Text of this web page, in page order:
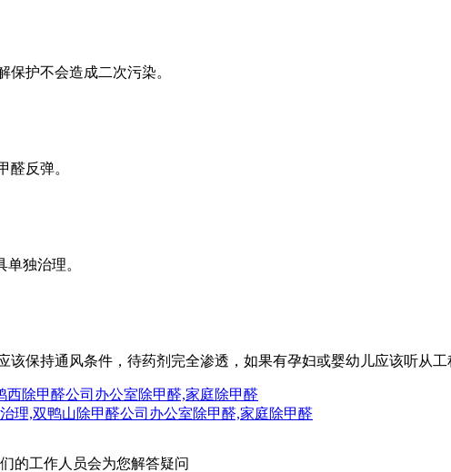
护不会造成二次污染。
醛反弹。
独治理。
保持通风条件，待药剂完全渗透，如果有孕妇或婴幼儿应该听从工
除甲醛公司办公室除甲醛,家庭除甲醛
理,双鸭山除甲醛公司办公室除甲醛,家庭除甲醛
的工作人员会为您解答疑问